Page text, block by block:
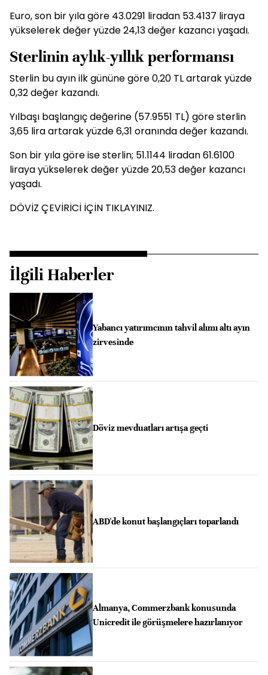
Euro, son bir yıla göre 43.0291 liradan 53.4137 liraya
yükselerek değer yüzde 24,13 değer kazancı yaşadı.
Sterlinin aylık-yıllık performansı
Sterlin bu ayın ilk gününe göre 0,20 TL artarak yüzde
0,32 değer kazandı.
Yılbaşı başlangıç değerine (57.9551 TL) göre sterlin
3,65 lira artarak yüzde 6,31 oranında değer kazandı.
Son bir yıla göre ise sterlin; 51.1144 liradan 61.6100
liraya yükselerek değer yüzde 20,53 değer kazancı
yaşadı.
DÖVİZ ÇEVİRİCİ İÇİN TIKLAYINIZ.
İlgili Haberler
Yabancı yatırımcının tahvil alımı altı ayın
zirvesinde
Döviz mevduatları artışa geçti
ABD'de konut başlangıçları toparlandı
Almanya, Commerzbank konusunda
Unicredit ile görüşmelere hazırlanıyor